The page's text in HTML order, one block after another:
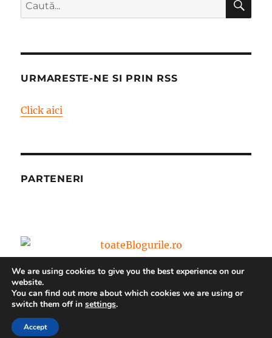
după:
URMARESTE-NE SI PRIN RSS
Click aici
PARTENERI
Blog – World Vision Romania
WordPress
We are using cookies to give you the best experience on our
website.
You can find out more about which cookies we are using or
switch them off in settings.
Accept